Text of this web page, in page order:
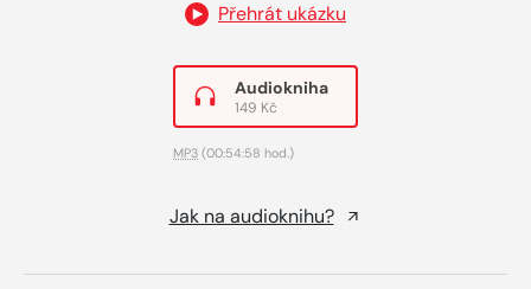
Přehrát ukázku
Audiokniha
149 Kč
MP3 (00:54:58 hod.)
Jak na audioknihu?